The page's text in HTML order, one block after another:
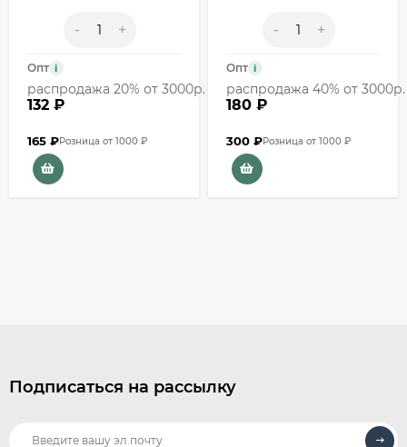
- +
Опт i
распродажа 20% от 3000р.
132 ₽
165 ₽Розница от 1000 ₽
- +
Опт i
распродажа 40% от 3000р.
180 ₽
300 ₽Розница от 1000 ₽
Подписаться на рассылку